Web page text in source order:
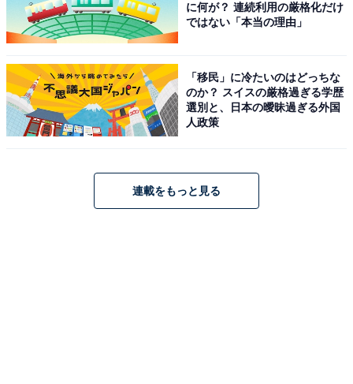
＞【詳しく見る】全体運、社交運、恋愛運などの詳細は
【2026年6月の運勢】かに座（6月22日～7月22日
生まれ）
に何が？ 連続利用の厳格化だけ
ではない「本当の理由」
「移民」に冷たいのはどっちな
のか？ スイスの厳格過ぎる学歴
選別と、日本の曖昧過ぎる外国
人政策
連載をもっと見る